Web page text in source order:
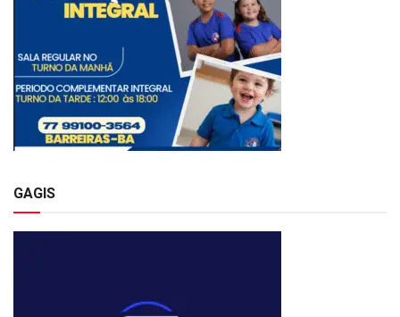
GAGIS